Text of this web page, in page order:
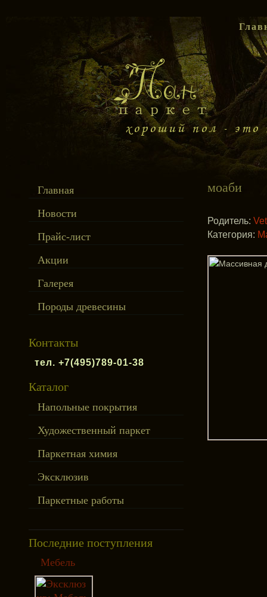
Главная
Новости
Прайс-лист
Акции
Галерея
Породы древесины
Контакты
тел. +7(495)789-01-38
Каталог
Напольные покрытия
Художественный паркет
Паркетная химия
Эксклюзив
Паркетные работы
Последние поступления
Мебель
моаби
Родитель:
Категория: